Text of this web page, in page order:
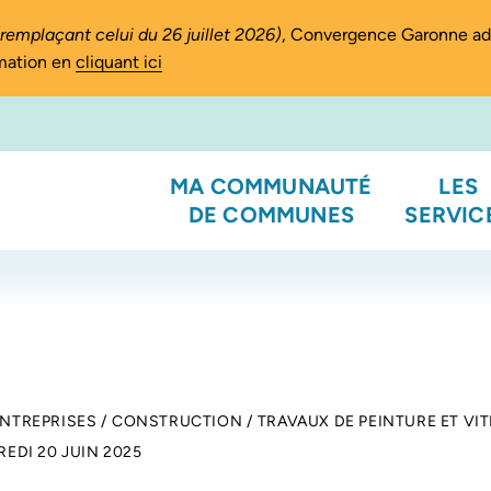
celui du 26 juillet 2026), Convergence Garonne
en cliquant ici
MA COMMUNAUTÉ
DE COMMUNES
LES
/ CONSTRUCTION / TRAVAUX DE PEINTURE ET
20 JUIN 2025